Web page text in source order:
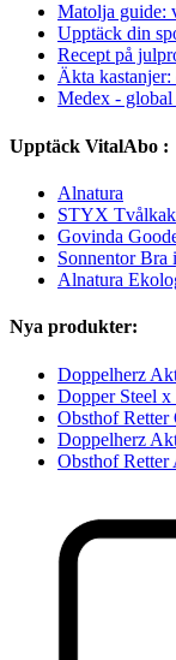
Matolja guide:
Upptäck din
Recept på
Äkta kastanjer:
Medex - global
Upptäck VitalAbo :
Alnatura
STYX
Govinda
Sonnentor Bra
Alnatura
Nya produkter:
Doppelherz
Dopper Steel
Obsthof Retter
Doppelherz
Obsthof Retter